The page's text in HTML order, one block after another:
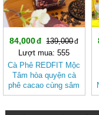
84,000
139,000
Lượt mua: 555
Cà Phê REDFIT Mộc
Tâm hòa quyện cà
phê cacao cùng sâm
và củ dền dễ uống